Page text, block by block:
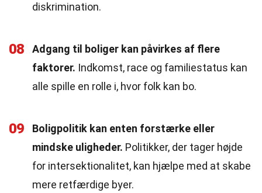
diskrimination.
08
Adgang til boliger kan påvirkes af flere
faktorer. Indkomst, race og familiestatus kan
alle spille en rolle i, hvor folk kan bo.
09
Boligpolitik kan enten forstærke eller
mindske uligheder. Politikker, der tager højde
for intersektionalitet, kan hjælpe med at skabe
mere retfærdige byer.